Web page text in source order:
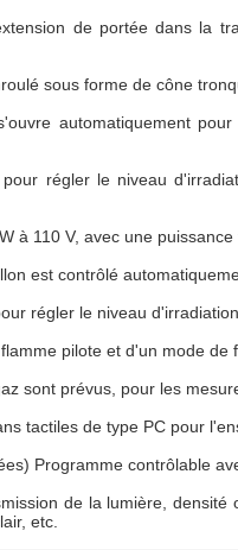
de portée dans la
sous forme de cône
automatiquement
régler le niveau
à 110 V, avec une puissance
est contrôlé
régler le niveau
pilote et d'un mode
sont prévus, pour les
tactiles de type PC pour
Programme contrôlable
de la lumière,
etc.